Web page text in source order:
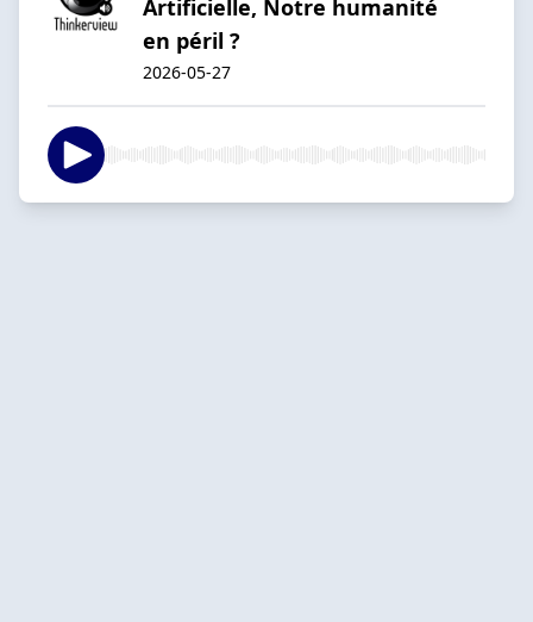
Artificielle, Notre humanité
en péril ?
2026-05-27